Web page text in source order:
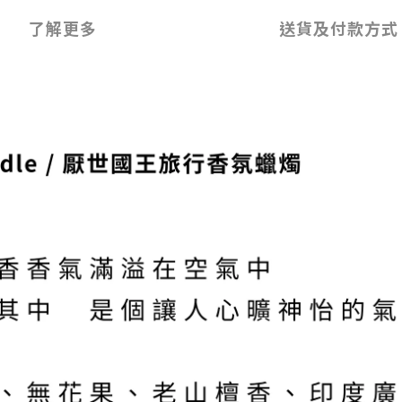
了解更多 送貨及付款方式